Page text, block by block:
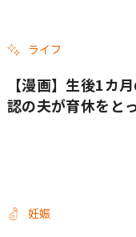
ライフ
【漫画】生後1カ
認の夫が育休をと
妊娠